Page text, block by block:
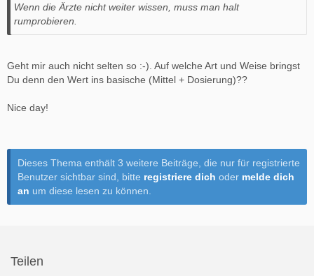
Wenn die Ärzte nicht weiter wissen, muss man halt
rumprobieren.
Geht mir auch nicht selten so :-). Auf welche Art und Weise bringst
Du denn den Wert ins basische (Mittel + Dosierung)??
Nice day!
Dieses Thema enthält 3 weitere Beiträge, die nur für registrierte
Benutzer sichtbar sind, bitte registriere dich oder melde dich
an um diese lesen zu können.
Teilen